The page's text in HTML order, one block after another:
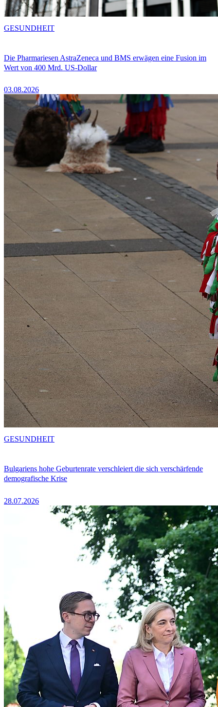
Die Pharmariesen AstraZeneca und BMS erwägen eine Fusion im
Wert von 400 Mrd. US-Dollar
03.08.2026
GESUNDHEIT
Bulgariens hohe Geburtenrate verschleiert die sich verschärfende
demografische Krise
28.07.2026
GESUNDHEIT